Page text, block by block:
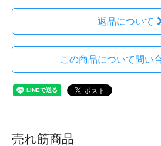
返品について
この商品について問い
売れ筋商品